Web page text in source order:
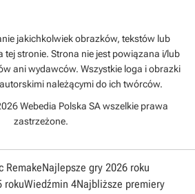
jakichkolwiek obrazków, tekstów lub
tej stronie. Strona nie jest powiązana i/lub
ani wydawców. Wszystkie loga i obrazki
należącymi do ich twórców.
Webedia Polska SA wszelkie prawa
zastrzeżone.
RemakeNajlepsze gry 2026 roku
rokuWiedźmin 4Najbliższe premiery